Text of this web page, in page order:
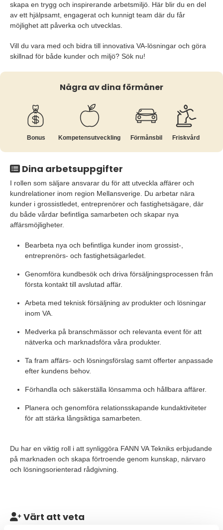
skapa en trygg och inspirerande arbetsmiljö. Här blir du en del
av ett hjälpsamt, engagerat och kunnigt team där du får
möjlighet att påverka och utvecklas.
Vill du vara med och bidra till innovativa VA-lösningar och göra
skillnad för både kunder och miljö? Sök nu!
Några av dina förmåner
Bonus Kompetens­utveckling Förmånsbil Friskvård
Dina arbetsuppgifter
I rollen som säljare ansvarar du för att utveckla affärer och
kundrelationer inom region Mellansverige. Du arbetar nära
kunder i grossistledet, entreprenörer och fastighetsägare, där
du både vårdar befintliga samarbeten och skapar nya
affärsmöjligheter.
Bearbeta nya och befintliga kunder inom grossist-,
entreprenörs- och fastighetsägarledet.
Genomföra kundbesök och driva försäljningsprocessen från
första kontakt till avslutad affär.
Arbeta med teknisk försäljning av produkter och lösningar
inom VA.
Medverka på branschmässor och relevanta event för att
nätverka och marknadsföra våra produkter.
Ta fram affärs- och lösningsförslag samt offerter anpassade
efter kundens behov.
Förhandla och säkerställa lönsamma och hållbara affärer.
Planera och genomföra relationsskapande kundaktiviteter
för att stärka långsiktiga samarbeten.
Du har en viktig roll i att synliggöra FANN VA Tekniks erbjudande
på marknaden och skapa förtroende genom kunskap, närvaro
och lösningsorienterad rådgivning.
Värt att veta